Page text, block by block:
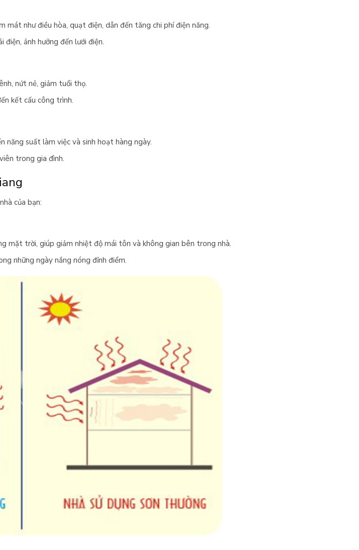
như điều hòa, quạt điện, dẫn đến tăng chi phí điện năng.
ảnh hưởng đến lưới điện.
nứt nẻ, giảm tuổi thọ.
kết cấu công trình.
năng suất làm việc và sinh hoạt hàng ngày.
trong gia đình.
của bạn:
mặt trời, giúp giảm nhiệt độ mái tôn và không gian bên trong nhà.
những ngày nắng nóng đỉnh điểm.